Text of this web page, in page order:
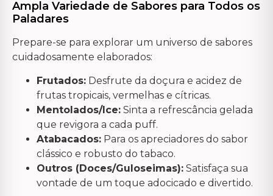
Ampla Variedade de Sabores para Todos os
Paladares
Prepare-se para explorar um universo de sabores
cuidadosamente elaborados:
Frutados: Desfrute da doçura e acidez de
frutas tropicais, vermelhas e cítricas.
Mentolados/Ice: Sinta a refrescância gelada
que revigora a cada puff.
Atabacados: Para os apreciadores do sabor
clássico e robusto do tabaco.
Outros (Doces/Guloseimas): Satisfaça sua
vontade de um toque adocicado e divertido.